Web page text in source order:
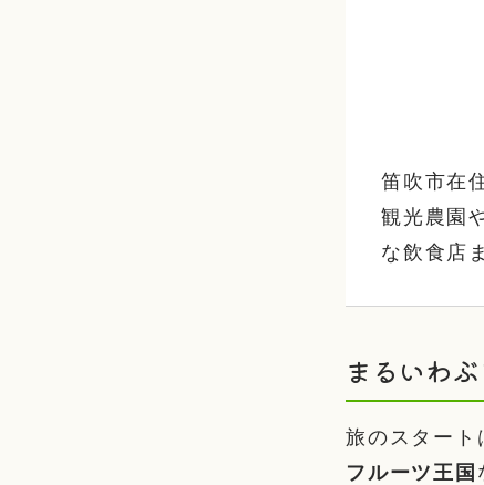
笛吹市在
観光農園
な飲食店
まるいわ
旅のスタート
フルーツ王国